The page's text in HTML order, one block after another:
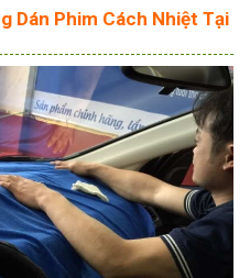
Dán Phim Cách Nhiệt Tại